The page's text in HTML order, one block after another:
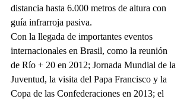
distancia hasta 6.000 metros de altura con
guía infrarroja pasiva.
Con la llegada de importantes eventos
internacionales en Brasil, como la reunión
de Río + 20 en 2012; Jornada Mundial de la
Juventud, la visita del Papa Francisco y la
Copa de las Confederaciones en 2013; el